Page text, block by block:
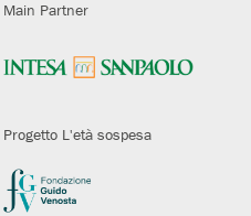
Main Partner
Progetto L'età sospesa